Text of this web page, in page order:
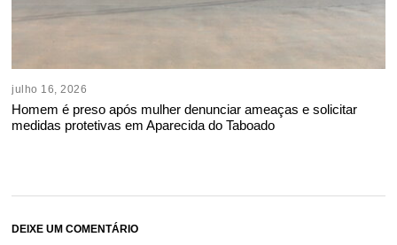
julho 16, 2026
Homem é preso após mulher denunciar ameaças e solicitar
medidas protetivas em Aparecida do Taboado
DEIXE UM COMENTÁRIO